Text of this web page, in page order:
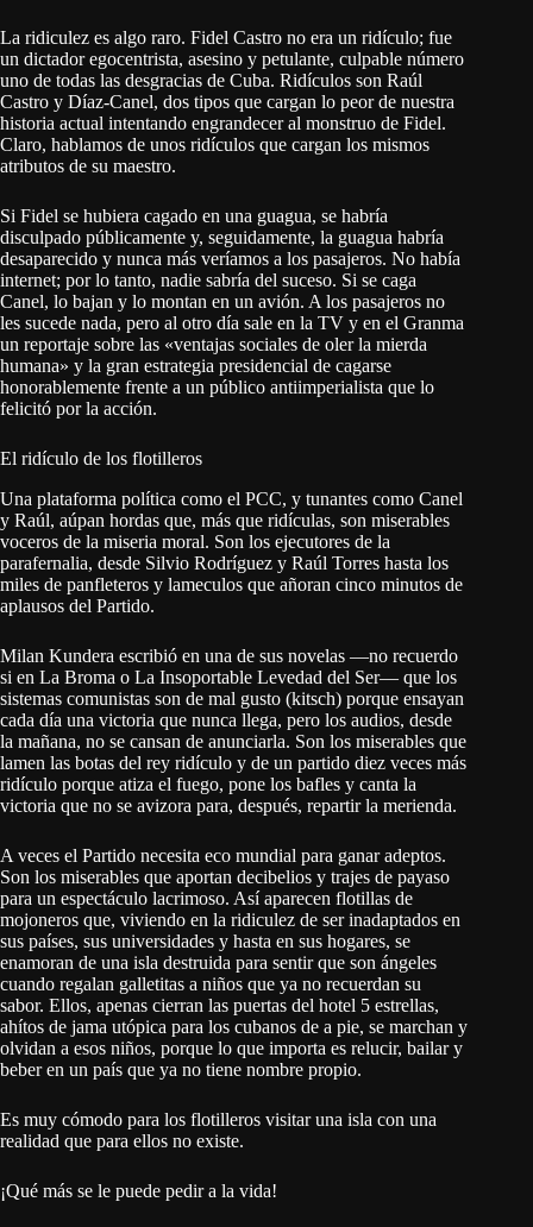
La ridiculez es algo raro. Fidel Castro no era un ridículo; fue
un dictador egocentrista, asesino y petulante, culpable número
uno de todas las desgracias de Cuba. Ridículos son Raúl
Castro y Díaz-Canel, dos tipos que cargan lo peor de nuestra
historia actual intentando engrandecer al monstruo de Fidel.
Claro, hablamos de unos ridículos que cargan los mismos
atributos de su maestro.
Si Fidel se hubiera cagado en una guagua, se habría
disculpado públicamente y, seguidamente, la guagua habría
desaparecido y nunca más veríamos a los pasajeros. No había
internet; por lo tanto, nadie sabría del suceso. Si se caga
Canel, lo bajan y lo montan en un avión. A los pasajeros no
les sucede nada, pero al otro día sale en la TV y en el Granma
un reportaje sobre las «ventajas sociales de oler la mierda
humana» y la gran estrategia presidencial de cagarse
honorablemente frente a un público antiimperialista que lo
felicitó por la acción.
El ridículo de los flotilleros
Una plataforma política como el PCC, y tunantes como Canel
y Raúl, aúpan hordas que, más que ridículas, son miserables
voceros de la miseria moral. Son los ejecutores de la
parafernalia, desde Silvio Rodríguez y Raúl Torres hasta los
miles de panfleteros y lameculos que añoran cinco minutos de
aplausos del Partido.
Milan Kundera escribió en una de sus novelas —no recuerdo
si en La Broma o La Insoportable Levedad del Ser— que los
sistemas comunistas son de mal gusto (kitsch) porque ensayan
cada día una victoria que nunca llega, pero los audios, desde
la mañana, no se cansan de anunciarla. Son los miserables que
lamen las botas del rey ridículo y de un partido diez veces más
ridículo porque atiza el fuego, pone los bafles y canta la
victoria que no se avizora para, después, repartir la merienda.
A veces el Partido necesita eco mundial para ganar adeptos.
Son los miserables que aportan decibelios y trajes de payaso
para un espectáculo lacrimoso. Así aparecen flotillas de
mojoneros que, viviendo en la ridiculez de ser inadaptados en
sus países, sus universidades y hasta en sus hogares, se
enamoran de una isla destruida para sentir que son ángeles
cuando regalan galletitas a niños que ya no recuerdan su
sabor. Ellos, apenas cierran las puertas del hotel 5 estrellas,
ahítos de jama utópica para los cubanos de a pie, se marchan y
olvidan a esos niños, porque lo que importa es relucir, bailar y
beber en un país que ya no tiene nombre propio.
Es muy cómodo para los flotilleros visitar una isla con una
realidad que para ellos no existe.
¡Qué más se le puede pedir a la vida!